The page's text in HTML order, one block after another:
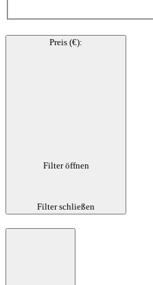
Preis (€):
Filter öffnen
Filter schließen